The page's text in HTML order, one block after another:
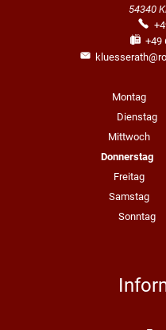
54340
+49
Montag
Dienstag
Mittwoch
Donnerstag
Freitag
Samstag
Sonntag